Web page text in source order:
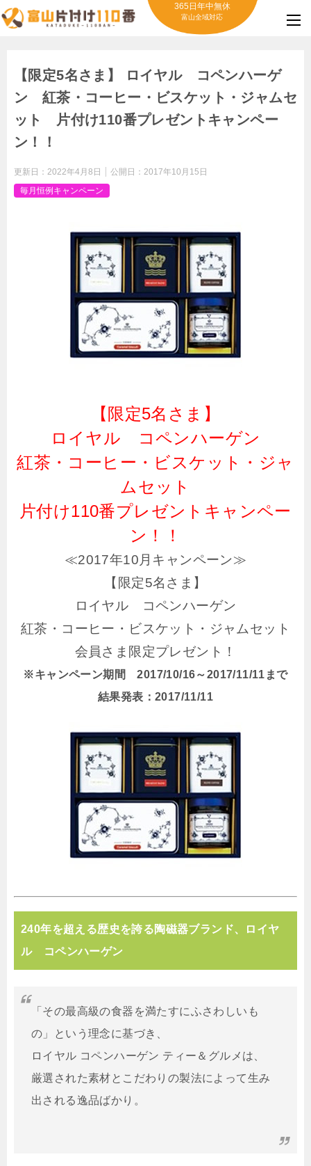
365日年中無休
富山全域対応
【限定5名さま】 ロイヤル コペンハーゲ
ン 紅茶・コーヒー・ビスケット・ジャムセ
ット 片付け110番プレゼントキャンペー
ン！！
更新日： 2022年4月8日 公開日： 2017年10月15日
毎月恒例キャンペーン
【限定5名さま】
ロイヤル コペンハーゲン
紅茶・コーヒー・ビスケット・ジャ
ムセット
片付け110番プレゼントキャンペー
ン！！
≪2017年10月キャンペーン≫
【限定5名さま】
ロイヤル コペンハーゲン
紅茶・コーヒー・ビスケット・ジャムセット
会員さま限定プレゼント！
※キャンペーン期間 2017/10/16～2017/11/11まで
結果発表：2017/11/11
240年を超える歴史を誇る陶磁器ブランド、ロイヤ
ル コペンハーゲン
「その最高級の食器を満たすにふさわしいも
の」という理念に基づき、
ロイヤル コペンハーゲン ティー＆グルメは、
厳選された素材とこだわりの製法によって生み
出される逸品ばかり。